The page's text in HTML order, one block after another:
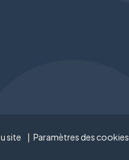
site Paramètres des cookies